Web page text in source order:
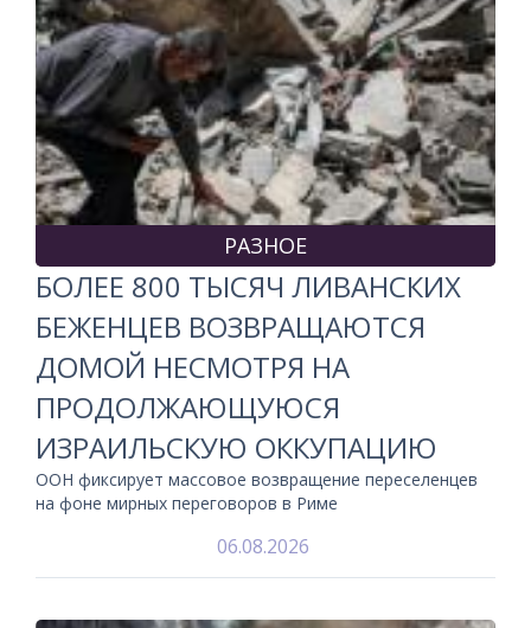
РАЗНОЕ
БОЛЕЕ 800 ТЫСЯЧ ЛИВАНСКИХ
БЕЖЕНЦЕВ ВОЗВРАЩАЮТСЯ
ДОМОЙ НЕСМОТРЯ НА
ПРОДОЛЖАЮЩУЮСЯ
ИЗРАИЛЬСКУЮ ОККУПАЦИЮ
ООН фиксирует массовое возвращение переселенцев
на фоне мирных переговоров в Риме
06.08.2026